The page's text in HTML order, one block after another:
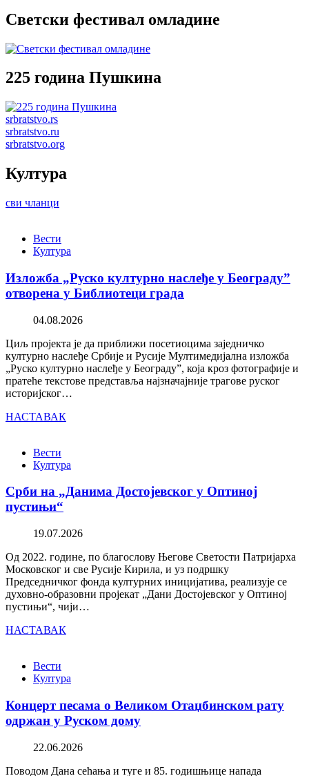
Светски фестивал омладине
225 година Пушкина
srbratstvo.rs
srbratstvo.ru
srbratstvo.org
Култура
сви чланци
Вести
Култура
Изложба „Руско културно наслеђе у Београду”
отворена у Библиотеци града
04.08.2026
Циљ пројекта је да приближи посетиоцима заједничко
културно наслеђе Србије и Русије Мултимедијална изложба
„Руско културно наслеђе у Београду”, која кроз фотографије и
пратеће текстове представља најзначајније трагове руског
историјског…
НАСТАВАК
Вести
Култура
Срби на „Данима Достојевског у Оптиној
пустињи“
19.07.2026
Од 2022. године, по благослову Његове Светости Патријарха
Московског и све Русије Кирила, и уз подршку
Председничког фонда културних иницијатива, реализује се
духовно-образовни пројекат „Дани Достојевског у Оптиној
пустињи“, чији…
НАСТАВАК
Вести
Култура
Концерт песама о Великом Отаџбинском рату
одржан у Руском дому
22.06.2026
Поводом Дана сећања и туге и 85. годишњице напада